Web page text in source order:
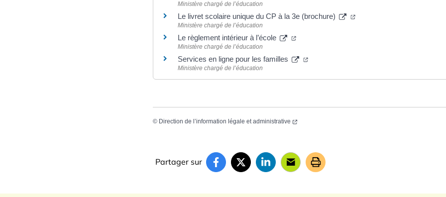
Ministère chargé de l’éducation
Le livret scolaire unique du CP à la 3e (brochure)
Ministère chargé de l’éducation
Le règlement intérieur à l’école
Ministère chargé de l’éducation
Services en ligne pour les familles
Ministère chargé de l’éducation
© Direction de l’information légale et administrative
Partager sur